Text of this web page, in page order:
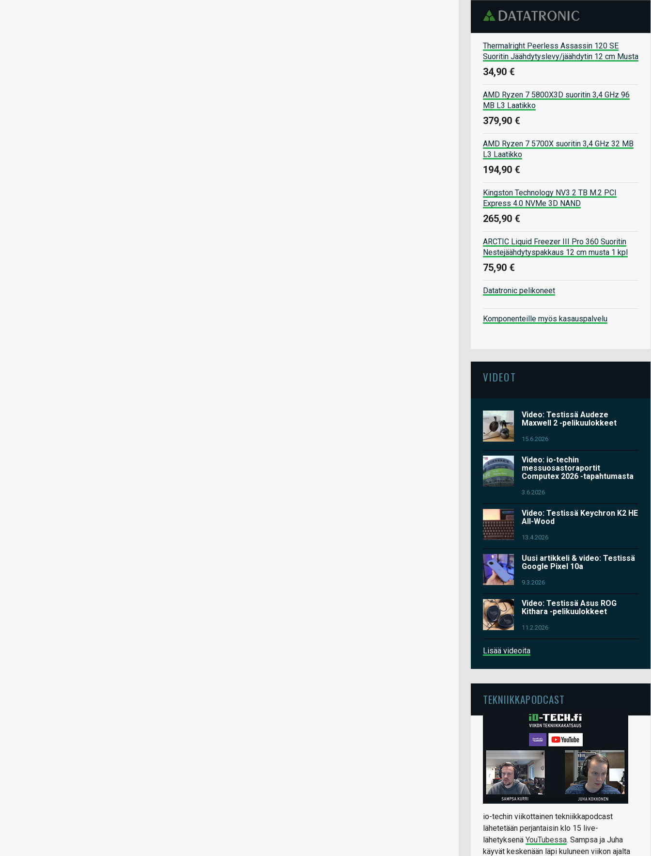
Thermalright Peerless Assassin 120 SE
Suoritin Jäähdytyslevy/jäähdytin 12 cm Musta
34,90 €
AMD Ryzen 7 5800X3D suoritin 3,4 GHz 96
MB L3 Laatikko
379,90 €
AMD Ryzen 7 5700X suoritin 3,4 GHz 32 MB
L3 Laatikko
194,90 €
Kingston Technology NV3 2 TB M.2 PCI
Express 4.0 NVMe 3D NAND
265,90 €
ARCTIC Liquid Freezer III Pro 360 Suoritin
Nestejäähdytyspakkaus 12 cm musta 1 kpl
75,90 €
Datatronic pelikoneet
Komponenteille myös kasauspalvelu
VIDEOT
Video: Testissä Audeze
Maxwell 2 -pelikuulokkeet
15.6.2026
Video: io-techin
messuosastoraportit
Computex 2026 -tapahtumasta
3.6.2026
Video: Testissä Keychron K2 HE
All-Wood
13.4.2026
Uusi artikkeli & video: Testissä
Google Pixel 10a
9.3.2026
Video: Testissä Asus ROG
Kithara -pelikuulokkeet
11.2.2026
Lisää videoita
TEKNIIKKAPODCAST
io-techin viikottainen tekniikkapodcast
lähetetään perjantaisin klo 15 live-
lähetyksenä YouTubessa. Sampsa ja Juha
käyvät keskenään läpi kuluneen viikon ajalta